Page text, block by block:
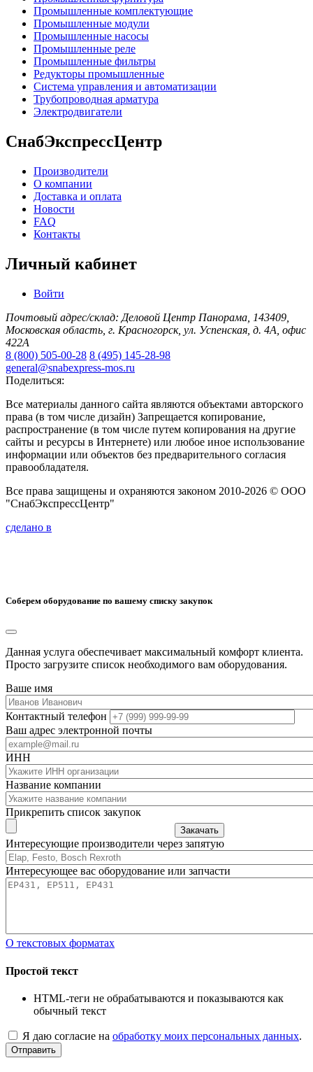
Промышленные комплектующие
Промышленные модули
Промышленные насосы
Промышленные реле
Промышленные фильтры
Редукторы промышленные
Система управления и автоматизации
Трубопроводная арматура
Электродвигатели
СнабЭкспрессЦентр
Производители
О компании
Доставка и оплата
Новости
FAQ
Контакты
Личный кабинет
Войти
Почтовый адрес/склад: Деловой Центр Панорама, 143409,
Московская область, г. Красногорск, ул. Успенская, д. 4А, офис
422А
8 (800) 505-00-28 8 (495) 145-28-98
general@snabexpress-mos.ru
Поделиться:
Все материалы данного сайта являются объектами авторского
права (в том числе дизайн) Запрещается копирование,
распространение (в том числе путем копирования на другие
сайты и ресурсы в Интернете) или любое иное использование
информации или объектов без предварительного согласия
правообладателя.
Все права защищены и охраняются законом 2010-2026 © ООО
"СнабЭкспрессЦентр"
сделано в
Соберем оборудование по вашему списку закупок
Данная услуга обеспечивает максимальный комфорт клиента.
Просто загрузите список необходимого вам оборудования.
Ваше имя
Контактный телефон
Ваш адрес электронной почты
ИНН
Название компании
Прикрепить список закупок
Закачать
Интересующие производители через запятую
Интересующее вас оборудование или запчасти
О текстовых форматах
Простой текст
HTML-теги не обрабатываются и показываются как
обычный текст
Я даю согласие на обработку моих персональных данных.
Отправить